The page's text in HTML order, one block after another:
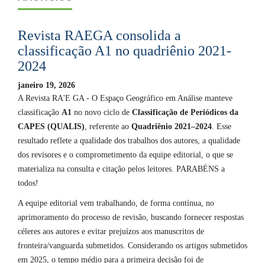
Revista RAEGA consolida a
classificação A1 no quadriênio 2021-
2024
janeiro 19, 2026
A Revista RA'E GA - O Espaço Geográfico em Análise manteve
classificação A1 no novo ciclo de Classificação de Periódicos da
CAPES (QUALIS), referente ao Quadriênio 2021–2024. Esse
resultado reflete a qualidade dos trabalhos dos autores, a qualidade
dos revisores e o comprometimento da equipe editorial, o que se
materializa na consulta e citação pelos leitores. PARABÉNS a
todos!
A equipe editorial vem trabalhando, de forma contínua, no
aprimoramento do processo de revisão, buscando fornecer respostas
céleres aos autores e evitar prejuízos aos manuscritos de
fronteira/vanguarda submetidos. Considerando os artigos submetidos
em 2025, o tempo médio para a primeira decisão foi de